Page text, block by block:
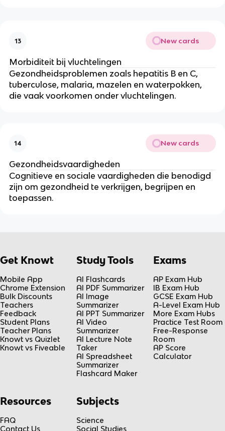
13 New cards
Morbiditeit bij vluchtelingen
Gezondheidsproblemen zoals hepatitis B en C,
tuberculose, malaria, mazelen en waterpokken,
die vaak voorkomen onder vluchtelingen.
14 New cards
Gezondheidsvaardigheden
Cognitieve en sociale vaardigheden die benodigd
zijn om gezondheid te verkrijgen, begrijpen en
toepassen.
Get Knowt
Mobile App
Chrome Extension
Bulk Discounts
Teachers
Feedback
Student Plans
Teacher Plans
Knowt vs Quizlet
Knowt vs Fiveable
Study Tools
AI Flashcards
AI PDF Summarizer
AI Image
Summarizer
AI PPT Summarizer
AI Video
Summarizer
AI Lecture Note
Taker
AI Spreadsheet
Summarizer
Flashcard Maker
Exams
AP Exam Hub
IB Exam Hub
GCSE Exam Hub
A-Level Exam Hub
More Exam Hubs
Practice Test Room
Free-Response
Room
AP Score
Calculator
Resources
FAQ
Contact Us
Subjects
Science
Social Studies